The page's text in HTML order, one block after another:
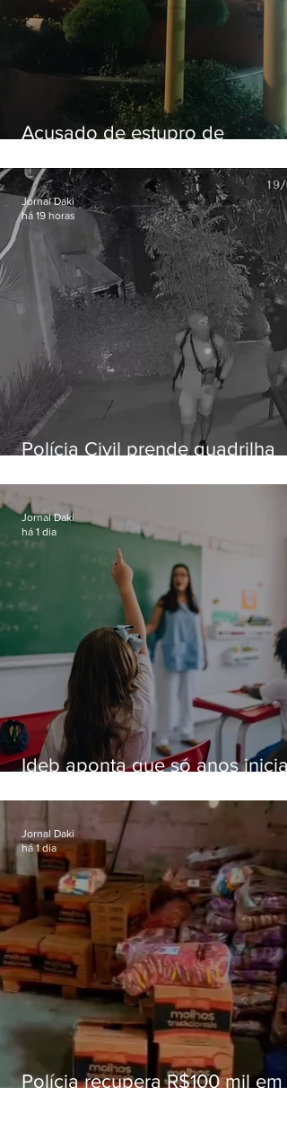
Acusado de estupro de
Polícia Civil prende quadrilha
residências de luxo no Rio
Jornal Daki
há 19 horas
Ideb aponta que só anos
educação
Jornal Daki
há 1 dia
Polícia recupera R$100 mil em
Jornal Daki
há 1 dia